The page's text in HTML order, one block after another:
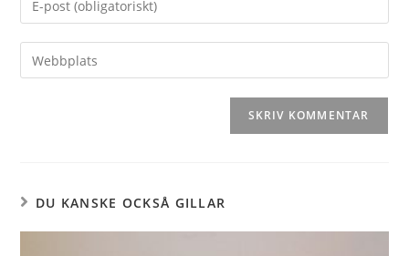
DU KANSKE OCKSÅ GILLAR